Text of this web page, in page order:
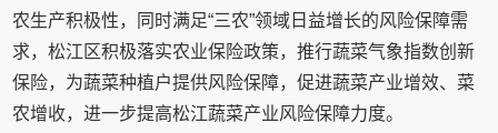
农生产积极性，同时满足“三农”领域日益增长的风险保障需
求，松江区积极落实农业保险政策，推行蔬菜气象指数创新
保险，为蔬菜种植户提供风险保障，促进蔬菜产业增效、菜
农增收，进一步提高松江蔬菜产业风险保障力度。